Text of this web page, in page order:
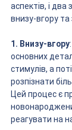
аспектів, і
внизу-вгору та
1. Внизу-вгору
основних
стимулів, а
розпізнати
Цей процес є
реагувати на